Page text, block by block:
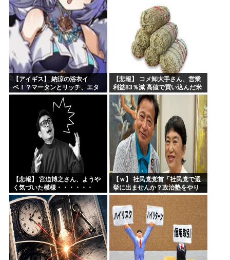
【アイギス】 納涼の浴衣イ
ベ！？マータンとリッチ、エタ
ーナーが来る模様！！！
【悲報】 コメ卸大手さん、営業
利益83％減 高値で買い込んだ米
が売れず「損切り祭り」開幕へ
【悲報】 宮迫博之さん、ようや
く気づいた模様・・・・・・
【ｗ】 社民党党首「社民党で選
挙に出ませんか？政治塾をやり
ます！ふるって応募してくださ
い！」（リプ閉じ